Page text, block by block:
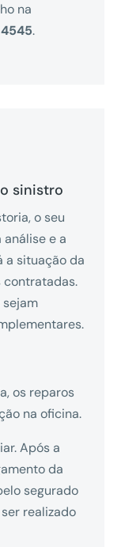
na
.
sinistro
o seu
e a
a situação da
contratadas.
sejam
os reparos
na oficina.
Após a
da
segurado
realizado